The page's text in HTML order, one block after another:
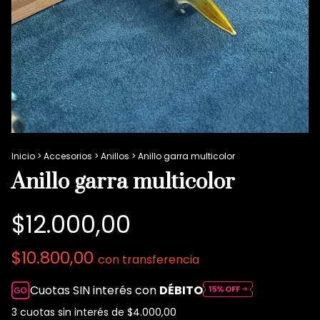
Inicio > Accesorios > Anillos > Anillo garra multicolor
Anillo garra multicolor
$12.000,00
$10.800,00 con transferencia
Cuotas SIN interés con DÉBITO
3 cuotas sin interés de $4.000,00